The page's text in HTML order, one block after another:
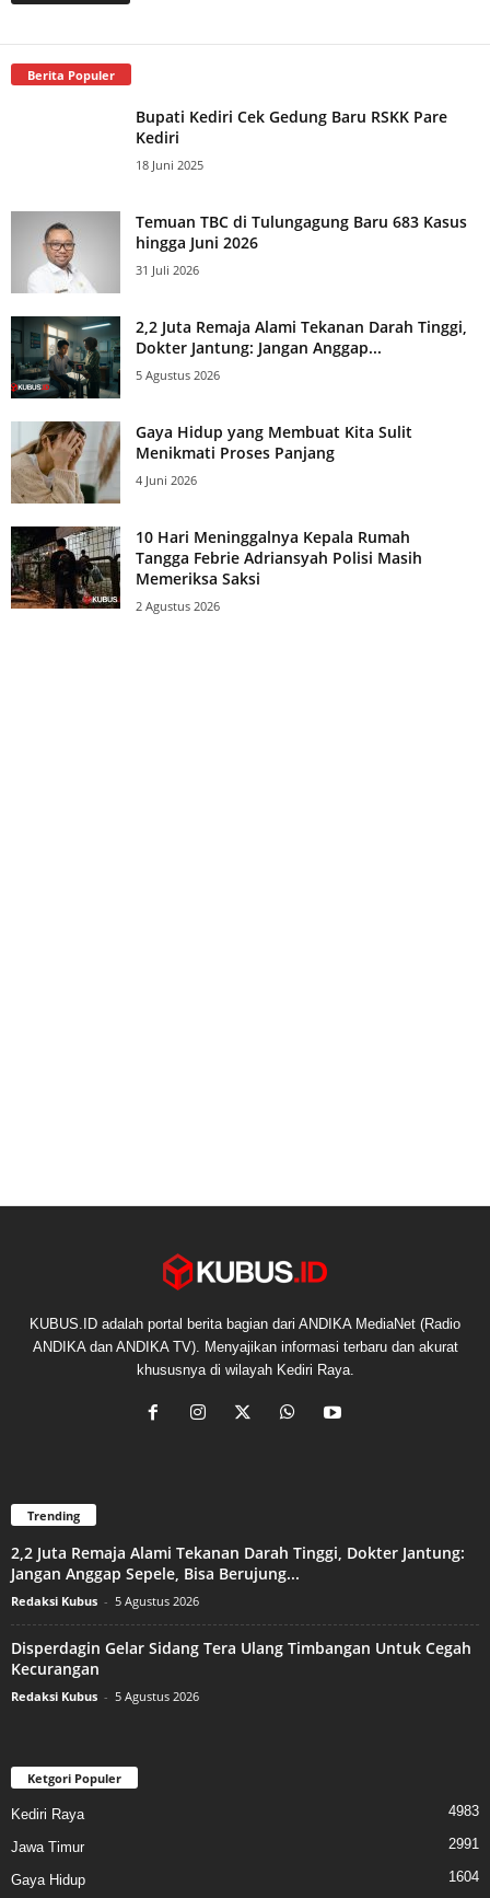
Berita Populer
Bupati Kediri Cek Gedung Baru RSKK Pare
Kediri
18 Juni 2025
Temuan TBC di Tulungagung Baru 683 Kasus
hingga Juni 2026
31 Juli 2026
2,2 Juta Remaja Alami Tekanan Darah Tinggi,
Dokter Jantung: Jangan Anggap...
5 Agustus 2026
Gaya Hidup yang Membuat Kita Sulit
Menikmati Proses Panjang
4 Juni 2026
10 Hari Meninggalnya Kepala Rumah
Tangga Febrie Adriansyah Polisi Masih
Memeriksa Saksi
2 Agustus 2026
KUBUS.ID adalah portal berita bagian dari ANDIKA MediaNet (Radio
ANDIKA dan ANDIKA TV). Menyajikan informasi terbaru dan akurat
khususnya di wilayah Kediri Raya.
Trending
2,2 Juta Remaja Alami Tekanan Darah Tinggi, Dokter Jantung:
Jangan Anggap Sepele, Bisa Berujung...
Redaksi Kubus - 5 Agustus 2026
Disperdagin Gelar Sidang Tera Ulang Timbangan Untuk Cegah
Kecurangan
Redaksi Kubus - 5 Agustus 2026
Ketgori Populer
Kediri Raya 4983
Jawa Timur 2991
Gaya Hidup 1604